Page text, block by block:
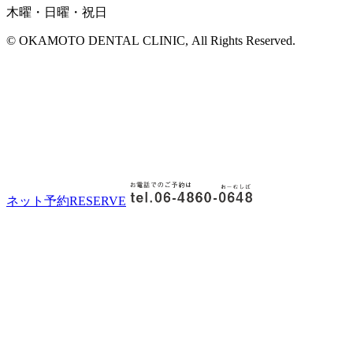
木曜・日曜・祝日
© OKAMOTO DENTAL CLINIC, All Rights Reserved.
ネット予約RESERVE